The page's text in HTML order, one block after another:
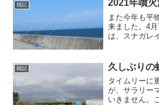
雑記 2021年噴
また今年も平
来ました。4
は、スナガレ
禍もあってな
が、6月初めに
雑記 久しぶりの
タイムリーに
が、サラリー
いきません。